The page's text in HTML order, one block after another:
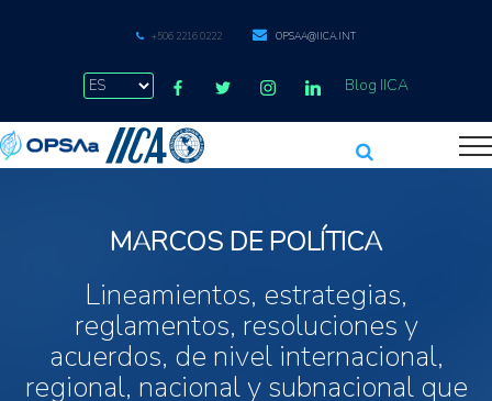
+506 2216 0222 OPSAA@IICA.INT
Blog IICA
MARCOS DE POLÍTICA
Lineamientos, estrategias,
reglamentos, resoluciones y
acuerdos, de nivel internacional,
regional, nacional y subnacional que